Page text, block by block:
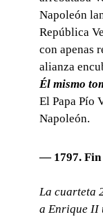
Napoleón
República
con apenas
alianza
Él mismo
El Papa Pío
Napoleón.
— 1797. Fin
La cuarteta
a Enrique II